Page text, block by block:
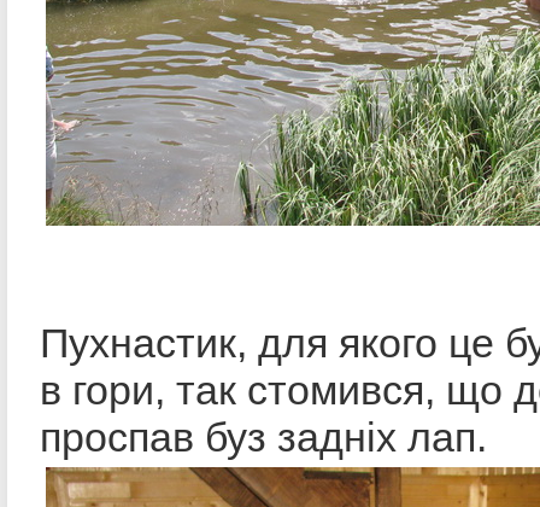
Пухнастик, для якого це
в гори, так стомився, що
проспав буз задніх лап.